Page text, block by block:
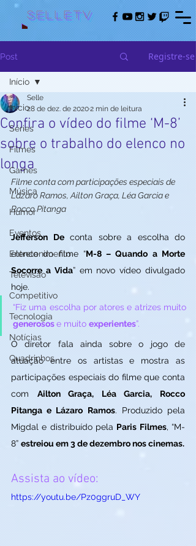
Selletv
Post Registre-se
Início
Séries
Filmes
Games
Música
Humor
Eventos
Entretenimento
Televisão
Competitivo
Tecnologia
Notícias
Quadrinhos
Início
Confira o vídeo do filme ‘M-8’
sobre o trabalho do elenco no
longa
Selle
28 de dez. de 20202 min de leitura
Filme conta com participações especiais de
Lázaro Ramos, Ailton Graça, Léa Garcia e
Rocco Pitanga
Jefferson De conta sobre a escolha do
elenco do filme “M-8 – Quando a Morte
Socorre a Vida” em novo vídeo divulgado
hoje.
generosos e muito experientes”.
O diretor fala ainda sobre o jogo de
atuação entre os artistas e mostra as
participações especiais do filme que conta
com Ailton Graça, Léa Garcia, Rocco
Pitanga e Lázaro Ramos. Produzido pela
Migdal e distribuído pela Paris Filmes, “M-
8” estreiou em 3 de dezembro nos cinemas.
Assista ao vídeo:
https://youtu.be/Pz0ggruD_WY